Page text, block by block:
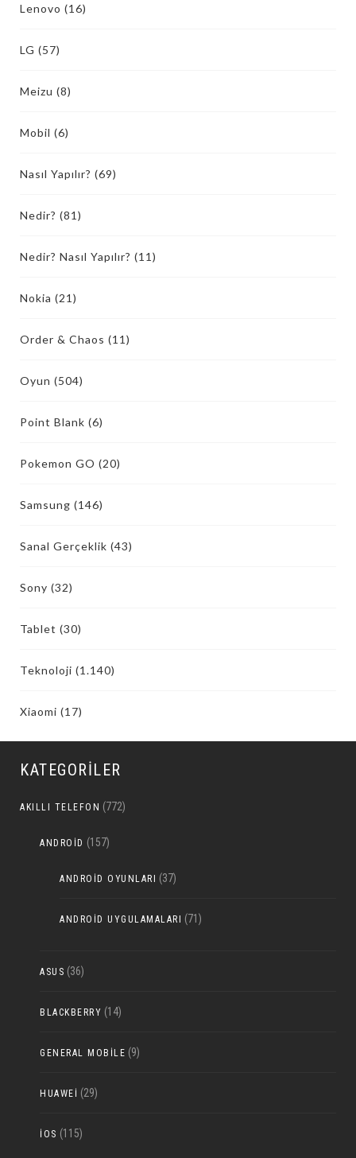
Lenovo (16)
LG (57)
Meizu (8)
Mobil (6)
Nasıl Yapılır? (69)
Nedir? (81)
Nedir? Nasıl Yapılır? (11)
Nokia (21)
Order & Chaos (11)
Oyun (504)
Point Blank (6)
Pokemon GO (20)
Samsung (146)
Sanal Gerçeklik (43)
Sony (32)
Tablet (30)
Teknoloji (1.140)
Xiaomi (17)
KATEGORILER
AKILLI TELEFON (772)
ANDROID (157)
ANDROID OYUNLARI (37)
ANDROID UYGULAMALARI (71)
ASUS (36)
BLACKBERRY (14)
GENERAL MOBILE (9)
HUAWEI (29)
IOS (115)